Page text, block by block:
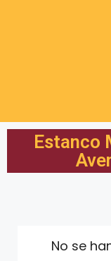
Estanco
No se